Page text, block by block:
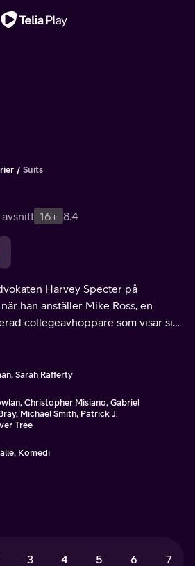
Suits
avsnitt 16+ 8.4
Harvey Specter på
han anställer Mike Ross, en
collegeavhoppare som visar sig
Sarah Rafferty
Christopher Misiano, Gabriel
Michael Smith, Patrick J.
Tree
Komedi
3 4 5 6 7